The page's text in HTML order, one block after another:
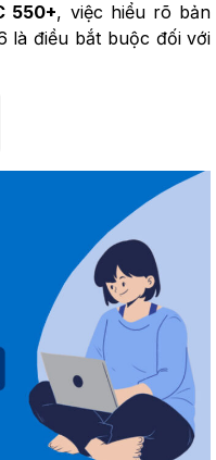
550+, việc hiểu rõ bản
là điều bắt buộc đối với